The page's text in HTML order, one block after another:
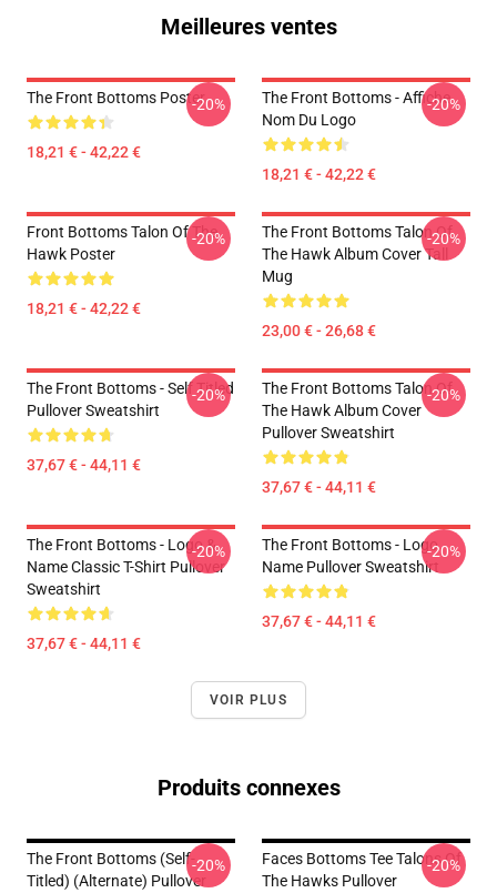
Meilleures ventes
The Front Bottoms Poster
18,21 € - 42,22 €
-20%
The Front Bottoms - Affiche
Nom Du Logo
18,21 € - 42,22 €
-20%
Front Bottoms Talon Of The
Hawk Poster
18,21 € - 42,22 €
-20%
The Front Bottoms Talon Of
The Hawk Album Cover Tall
Mug
23,00 € - 26,68 €
-20%
The Front Bottoms - Self Titled
Pullover Sweatshirt
37,67 € - 44,11 €
-20%
The Front Bottoms Talon Of
The Hawk Album Cover
Pullover Sweatshirt
37,67 € - 44,11 €
-20%
The Front Bottoms - Logo &
Name Classic T-Shirt Pullover
Sweatshirt
37,67 € - 44,11 €
-20%
The Front Bottoms - Logo
Name Pullover Sweatshirt
37,67 € - 44,11 €
-20%
VOIR PLUS
Produits connexes
The Front Bottoms (Self-
Titled) (Alternate) Pullover
-20%
Faces Bottoms Tee Talons Of
The Hawks Pullover
-20%